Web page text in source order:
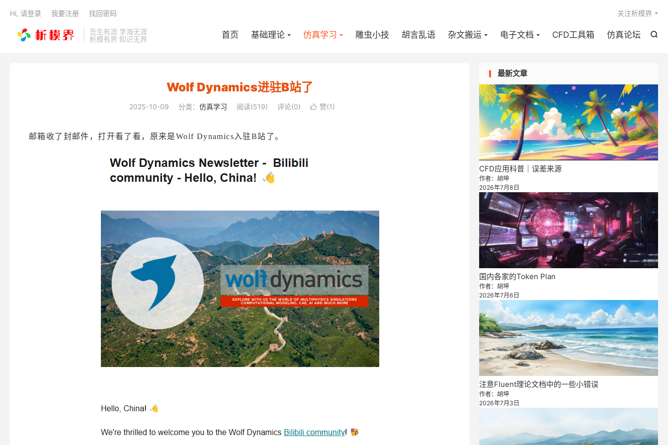
吾生有涯 学海无涯
析模有界 知识无界

首页 基础理论 仿真学习 雕虫小技 胡言乱语 杂文搬运 电子文档 CFD工具箱 仿真论坛
关注析模界
Hi, 请登录 我要注册 找回密码
Wolf Dynamics进驻B站了
2025-10-09 分类： 仿真学习 阅读(519) 评论(0)  赞(1)
邮箱收了封邮件，打开看了看，原来是Wolf Dynamics入驻B站了。
最新文章
CFD应用科普｜误差来源
作者：胡坤
2026年7月8日
国内各家的Token Plan
作者：胡坤
2026年7月6日
注意Fluent理论文档中的一些小错误
作者：胡坤
2026年7月3日